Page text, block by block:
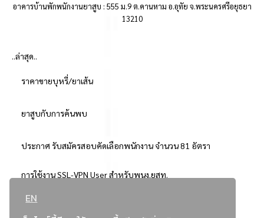
EN
อาคารบ้านพักพนักงานยาสูบ : 555 ม.9 ต.คานหาม อ.อุทัย จ.พระนครศรีอยุธยา
13210
..ล่าสุด..
ราคาขายบุหรี่/ยาเส้น
ยาสูบกับการค้นพบ
ประกาศ รับสมัครสอบคัดเลือกพนักงาน จำนวน 81 อัตรา
การใช้งาน SSL-VPN User สำหรับพนง.ยสท.
..ยอดนิยม..